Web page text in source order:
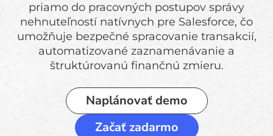
priamo do pracovných postupov správy
nehnuteľností natívnych pre Salesforce, čo
umožňuje bezpečné spracovanie transakcií,
automatizované zaznamenávanie a
štruktúrovanú finančnú zmieru.
Naplánovať demo
Začať zadarmo